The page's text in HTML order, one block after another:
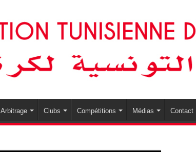
Arbitrage Clubs Compétitions Médias Contact